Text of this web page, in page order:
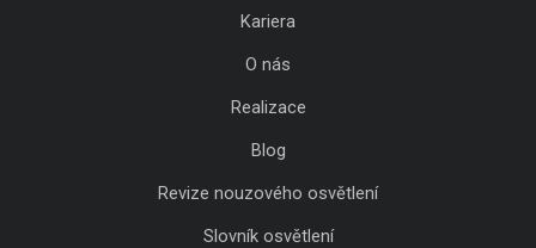
Kariera
O nás
Realizace
Blog
Revize nouzového osvětlení
Slovník osvětlení